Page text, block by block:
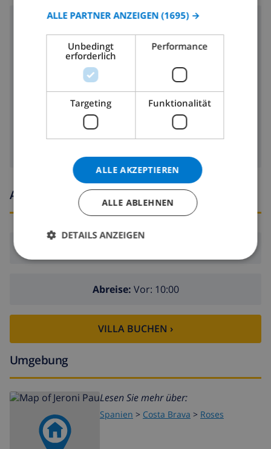
Geschirrspülmaschine
Waschmaschine
Ankunfts- und abfahrtszeiten
Abreise: Vor: 10:00
VILLA BUCHEN ›
Umgebung
Lesen Sie mehr über:
Spanien > Costa Brava > Roses
ITALIAN
NORWEGIAN
ALLE PARTNER ANZEIGEN (1695) →
Unbedingt
erforderlich
Performance
Targeting Funktionalität
ALLE AKZEPTIEREN
ALLE ABLEHNEN
DETAILS ANZEIGEN